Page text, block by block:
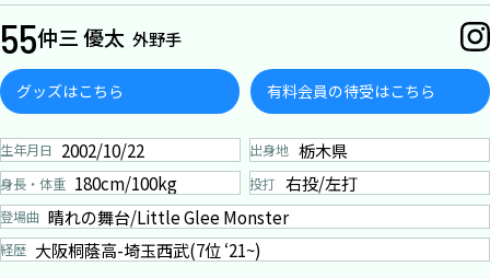
55仲三 優太 外野手
グッズはこちら 有料会員の待受はこちら
生年月日 2002/10/22 出身地 栃木県
身長・体重 180cm/100kg 投打 右投/左打
登場曲 晴れの舞台/Little Glee Monster
経歴 大阪桐蔭高-埼玉西武(7位 ‘21~)